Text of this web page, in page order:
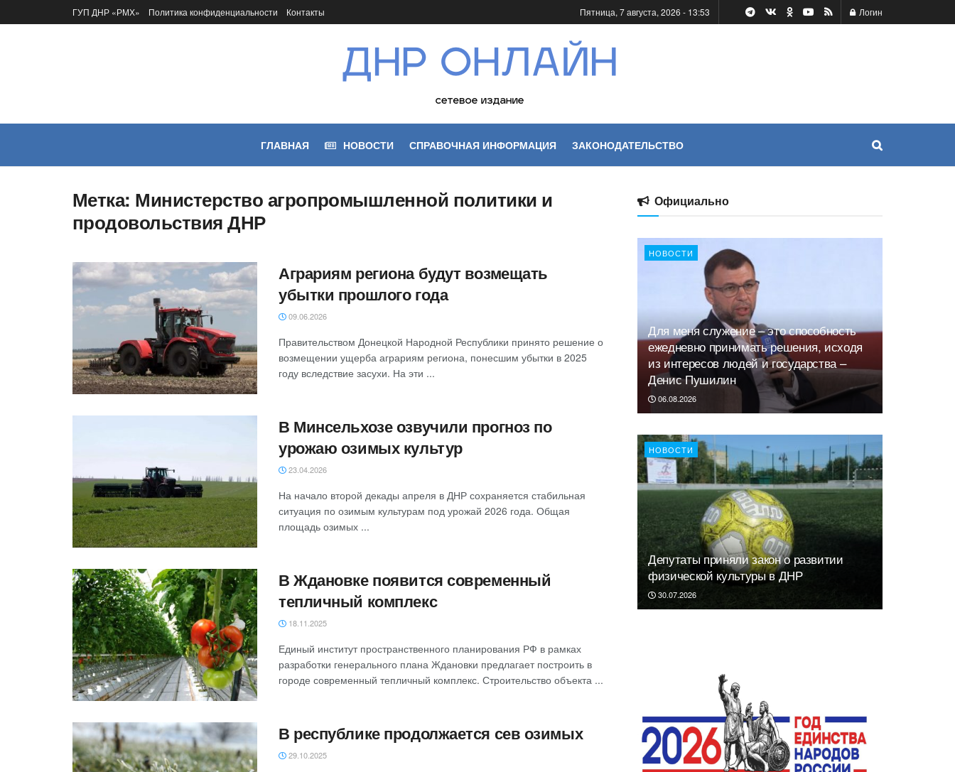
ГУП ДНР «РМХ» Политика конфиденциальности Контакты Пятница, 7 августа, 2026 - 13:53 Логин
ГЛАВНАЯ НОВОСТИ СПРАВОЧНАЯ ИНФОРМАЦИЯ ЗАКОНОДАТЕЛЬСТВО
Метка: Министерство агропромышленной политики и
продовольствия ДНР
Аграриям региона будут возмещать
убытки прошлого года
09.06.2026
Правительством Донецкой Народной Республики принято решение о
возмещении ущерба аграриям региона, понесшим убытки в 2025
году вследствие засухи. На эти ...
В Минсельхозе озвучили прогноз по
урожаю озимых культур
23.04.2026
На начало второй декады апреля в ДНР сохраняется стабильная
ситуация по озимым культурам под урожай 2026 года. Общая
площадь озимых ...
В Ждановке появится современный
тепличный комплекс
18.11.2025
Единый институт пространственного планирования РФ в рамках
разработки генерального плана Ждановки предлагает построить в
городе современный тепличный комплекс. Строительство объекта ...
В республике продолжается сев озимых
29.10.2025
Официально
НОВОСТИ
Для меня служение – это способность
ежедневно принимать решения, исходя
из интересов людей и государства –
Денис Пушилин
06.08.2026
НОВОСТИ
Депутаты приняли закон о развитии
физической культуры в ДНР
30.07.2026